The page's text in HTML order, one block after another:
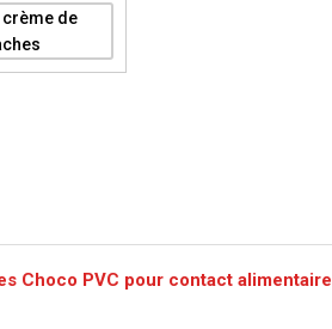
Choco PVC pour contact alimentaire